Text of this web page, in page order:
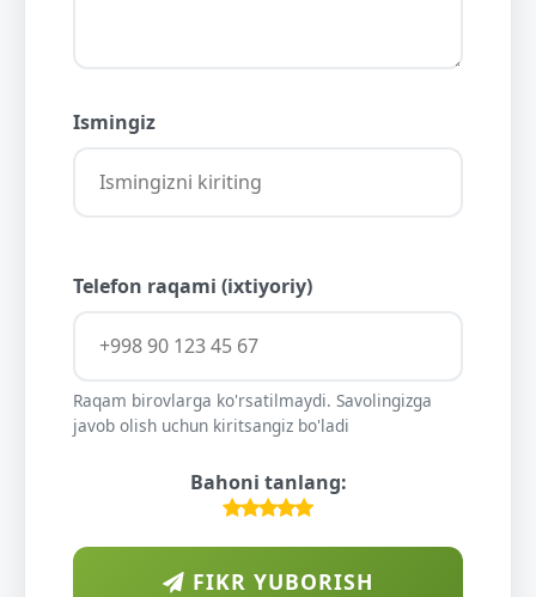
Ismingiz
Telefon raqami (ixtiyoriy)
Raqam birovlarga ko'rsatilmaydi. Savolingizga
javob olish uchun kiritsangiz bo'ladi
Bahoni tanlang:
FIKR YUBORISH